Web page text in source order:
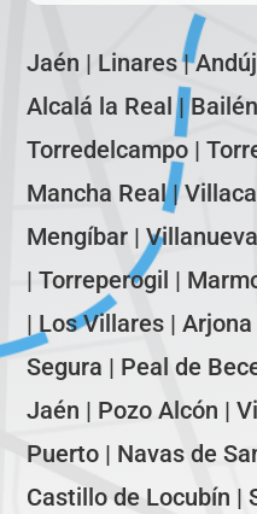
Jaén | Linares |
Alcalá la Real |
Torredelcampo |
Mancha Real |
Mengíbar |
| Torreperogil |
| Los Villares |
Segura | Peal de
Jaén | Pozo Alcón |
Puerto | Navas de
Castillo de Locubín |